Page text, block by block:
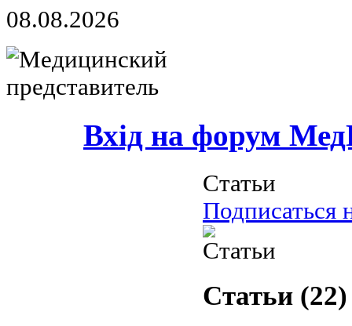
08.08.2026
Вхід на форум
Статьи
Подписаться
Статьи (22)